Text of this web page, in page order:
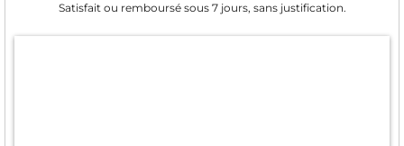
Satisfait ou remboursé sous 7 jours, sans justification.